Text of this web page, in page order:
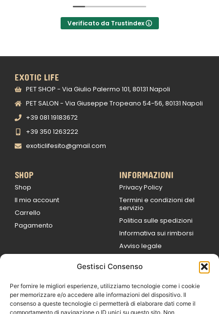
Gestisci Consenso
Per fornire le migliori esperienze, utilizziamo tecnologie come i cookie
per memorizzare e/o accedere alle informazioni del dispositivo. Il
consenso a queste tecnologie ci permetterà di elaborare dati come il
comportamento di navigazione o ID unici su questo sito. Non
Verificato da Trustindex
EXOTIC LIFE
PET SHOP - Via Giulio Palermo 101, 80131 Napoli
PET SALON - Via Giuseppe Tropeano 54-56, 80131 Napoli
+39 081 19183672
+39 350 1263222
exoticlifesito@gmail.com
SHOP
Shop
Il mio account
Carrello
Pagamento
INFORMAZIONI
Privacy Policy
Termini e condizioni del
servizio
Politica sulle spedizioni
Informativa sui rimborsi
Avviso legale
9:00
Sabato 09:00 /
14:00
16:30 /